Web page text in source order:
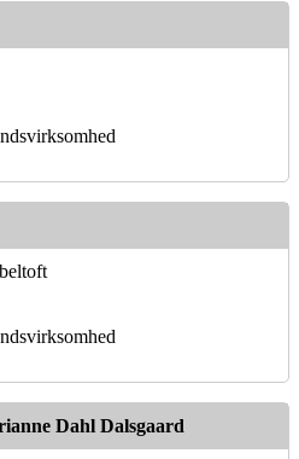
Dahl Dalsgaard